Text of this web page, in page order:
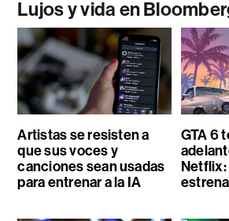
Lujos y vida en
Artistas se resisten a
que sus voces y
canciones sean usadas
para entrenar a la IA
GTA 6
Netflix: